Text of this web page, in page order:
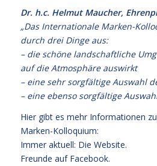
Dr. h.c. Helmut Maucher,
„Das Internationale Marken-
durch drei Dinge aus:
– die schöne landschaftliche
auf die Atmosphäre auswirkt
– eine sehr sorgfältige Auswahl
– eine ebenso sorgfältige
Hier gibt es mehr Informationen
Marken-Kolloquium:
Immer aktuell: Die Website.
Freunde auf Facebook.